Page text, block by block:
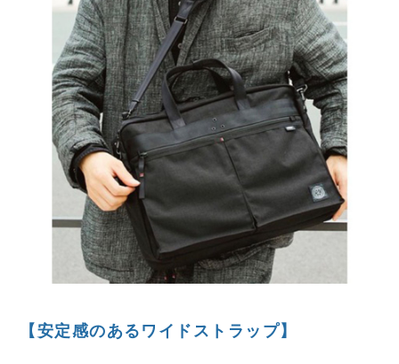
【安定感のあるワイドストラップ】